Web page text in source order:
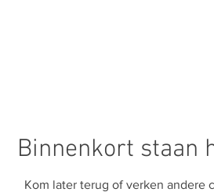
Binnenkort staan
Kom later terug of verken andere